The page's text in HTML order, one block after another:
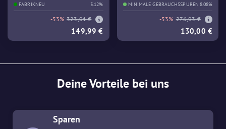
FABRIKNEU 3.12%
-53% 323,01 €
149,99 €
MINIMALE GEBRAUCHSSPUREN 8.08%
-53% 276,93 €
130,00 €
Deine Vorteile bei uns
Sparen